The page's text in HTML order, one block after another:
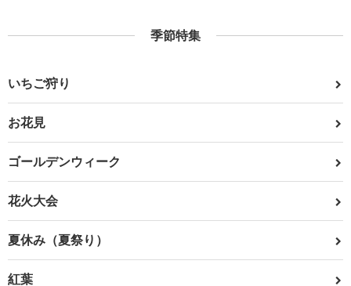
季節特集
いちご狩り
お花見
ゴールデンウィーク
花火大会
夏休み（夏祭り）
紅葉